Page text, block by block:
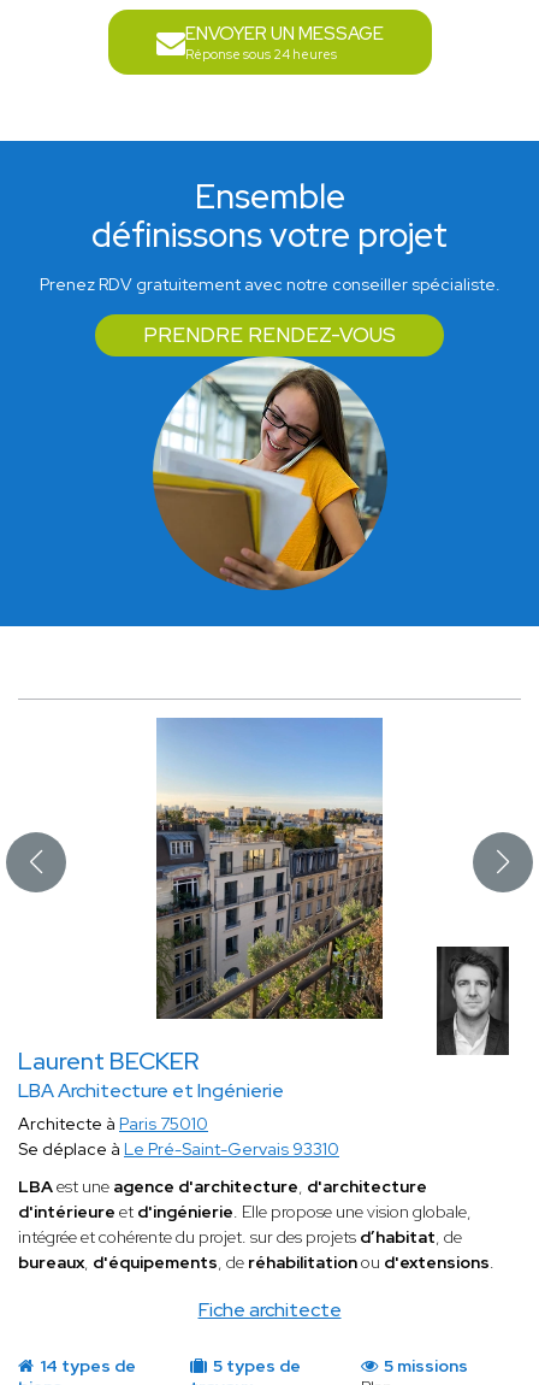
ENVOYER UN MESSAGE
Réponse sous 24 heures
Ensemble
définissons votre projet
Prenez RDV gratuitement avec notre conseiller spécialiste.
PRENDRE RENDEZ-VOUS
Laurent BECKER
LBA Architecture et Ingénierie
Fiche architecte
Architecte à Paris 75010
Se déplace à Le Pré-Saint-Gervais 93310
LBAest une agence d'architecture, d'architecture
d'intérieure et d'ingénierie. Elle propose une vision globale,
intégrée et cohérente du projet. sur des projets d’habitat, de
bureaux, d'équipements, de réhabilitationou d'extensions.
14 types de
5 types de
5 missions